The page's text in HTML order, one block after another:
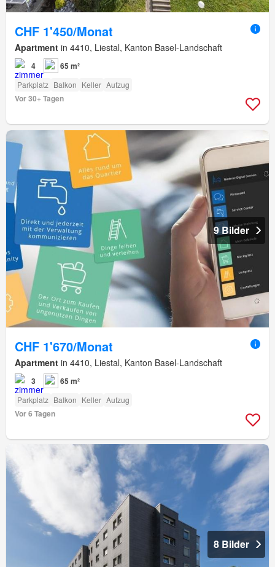
CHF 1'450/Monat
Apartment in 4410, Liestal, Kanton Basel-Landschaft
4 65 m²
Parkplatz Balkon Keller Aufzug
Vor 30+ Tagen
9 Bilder
CHF 1'670/Monat
Apartment in 4410, Liestal, Kanton Basel-Landschaft
3 65 m²
Parkplatz Balkon Keller Aufzug
Vor 6 Tagen
8 Bilder